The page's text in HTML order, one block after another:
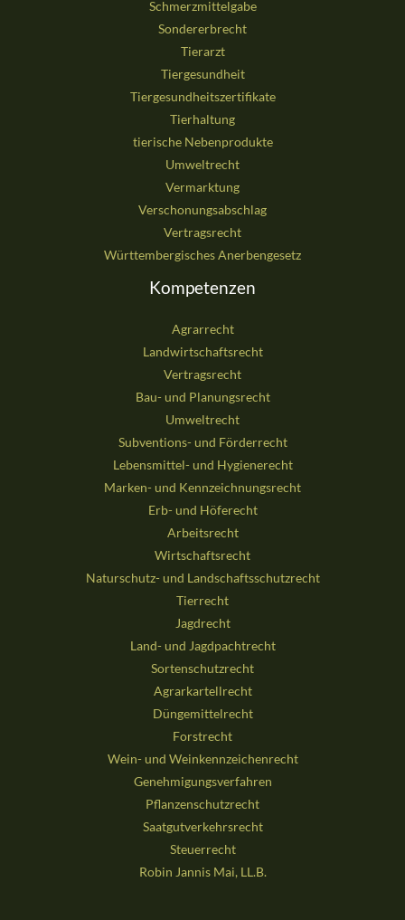
Schmerzmittelgabe
Sondererbrecht
Tierarzt
Tiergesundheit
Tiergesundheitszertifikate
Tierhaltung
tierische Nebenprodukte
Umweltrecht
Vermarktung
Verschonungsabschlag
Vertragsrecht
Württembergisches Anerbengesetz
Kompetenzen
Agrarrecht
Landwirtschaftsrecht
Vertragsrecht
Bau- und Planungsrecht
Umweltrecht
Subventions- und Förderrecht
Lebensmittel- und Hygienerecht
Marken- und Kennzeichnungsrecht
Erb- und Höferecht
Arbeitsrecht
Wirtschaftsrecht
Naturschutz- und Landschaftsschutzrecht
Tierrecht
Jagdrecht
Land- und Jagdpachtrecht
Sortenschutzrecht
Agrarkartellrecht
Düngemittelrecht
Forstrecht
Wein- und Weinkennzeichenrecht
Genehmigungsverfahren
Pflanzenschutzrecht
Saatgutverkehrsrecht
Steuerrecht
Robin Jannis Mai, LL.B.